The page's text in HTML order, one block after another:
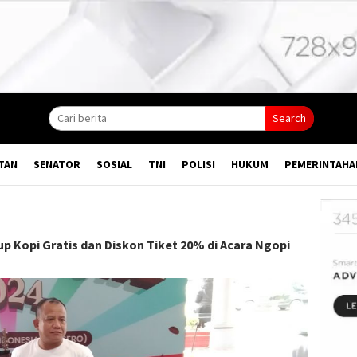
Search
SENATOR SOSIAL TNI POLISI HUKUM
Kopi Gratis dan Diskon Tiket 20% di Acara Ngopi